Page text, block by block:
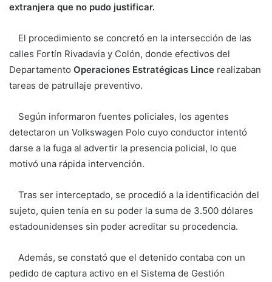
extranjera que no pudo justificar.
El procedimiento se concretó en la intersección de las
calles Fortín Rivadavia y Colón, donde efectivos del
Departamento Operaciones Estratégicas Lince realizaban
tareas de patrullaje preventivo.
Según informaron fuentes policiales, los agentes
detectaron un Volkswagen Polo cuyo conductor intentó
darse a la fuga al advertir la presencia policial, lo que
motivó una rápida intervención.
Tras ser interceptado, se procedió a la identificación del
sujeto, quien tenía en su poder la suma de 3.500 dólares
estadounidenses sin poder acreditar su procedencia.
Además, se constató que el detenido contaba con un
pedido de captura activo en el Sistema de Gestión